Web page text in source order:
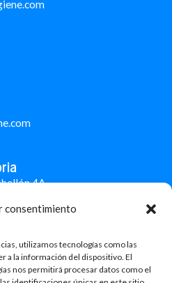
consentimiento
utilizamos tecnologías como las
a la información del dispositivo. El
nos permitirá procesar datos como el
4A